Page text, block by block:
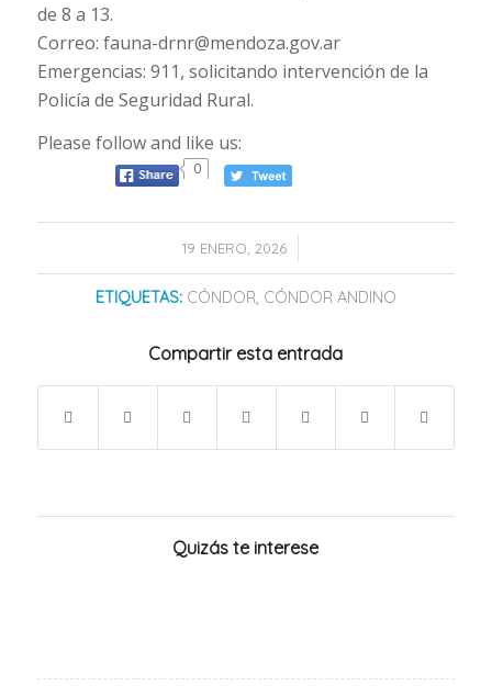
de 8 a 13.
Correo: fauna-drnr@mendoza.gov.ar
Emergencias: 911, solicitando intervención de la
Policía de Seguridad Rural.
Please follow and like us:
0
19 ENERO, 2026
/
ETIQUETAS: CÓNDOR, CÓNDOR ANDINO
Compartir esta entrada
Quizás te interese